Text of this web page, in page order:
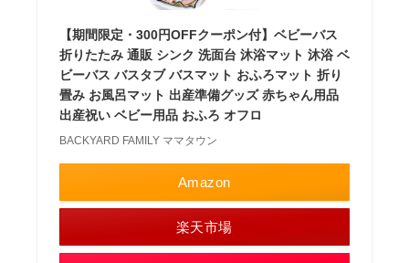
【期間限定・300円OFFクーポン付】ベビーバス
折りたたみ 通販 シンク 洗面台 沐浴マット 沐浴 ベ
ビーバス バスタブ バスマット おふろマット 折り
畳み お風呂マット 出産準備グッズ 赤ちゃん用品
出産祝い ベビー用品 おふろ オフロ
BACKYARD FAMILY ママタウン
Amazon
楽天市場